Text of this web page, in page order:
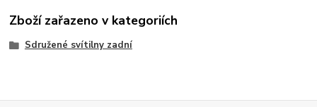
Zboží zařazeno v kategoriích
Sdružené svítilny zadní